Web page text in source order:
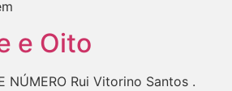
e Oito
NÚMERO Rui Vitorino Santos .